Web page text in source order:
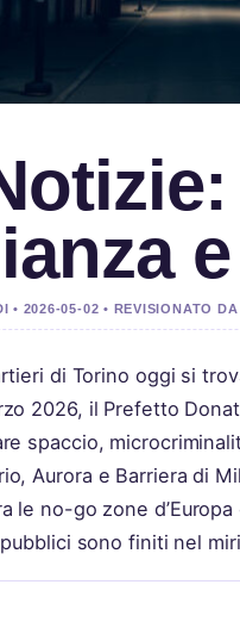
• 2026-05-02 • REVISIONATO
di Torino oggi si
2026, il Prefetto
spaccio,
Aurora e Barriera di
le no-go zone
sono finiti nel